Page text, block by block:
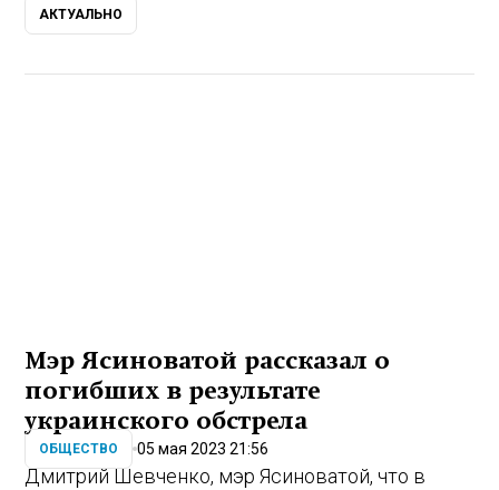
АКТУАЛЬНО
Мэр Ясиноватой рассказал о
погибших в результате
украинского обстрела
ОБЩЕСТВО 05 мая 2023 21:56
Дмитрий Шевченко, мэр Ясиноватой, что в